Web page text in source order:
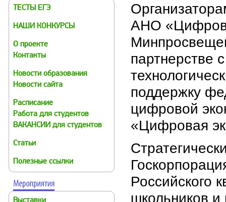
ТЕСТЫ ЕГЭ
НАШИ КОНКУРСЫ
О проекте
Контакты
Новости образования
Новости сайта
Расписание
Работа для студентов
ВАКАНСИИ для студентов
Статьи
Полезные ссылки
АНО
партнерстве
поддержку
цифровой
«Цифровая
Российского
школьников и